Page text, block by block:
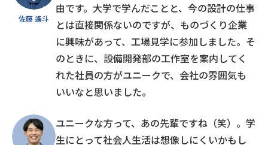
佐藤 遙斗
由です。大学で学んだことと、今の設計の仕事
とは直接関係ないのですが、ものづくり企業
に興味があって、工場見学に参加しました。そ
のときに、設備開発部の工作室を案内してく
れた社員の方がユニークで、会社の雰囲気も
いいなと思いました。
ユニークな方って、あの先輩ですね（笑）。学
生にとって社会人生活は想像しにくいかもし